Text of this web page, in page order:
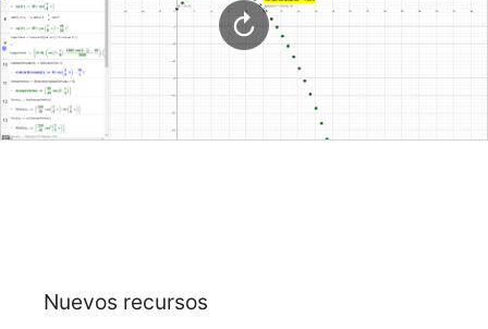
Nuevos recursos